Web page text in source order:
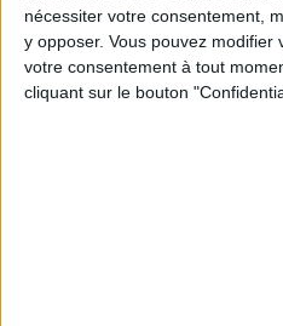
nécessiter votre consentement,
y opposer. Vous pouvez modifier
votre consentement à tout
cliquant sur le bouton
Inscrivez-vous à